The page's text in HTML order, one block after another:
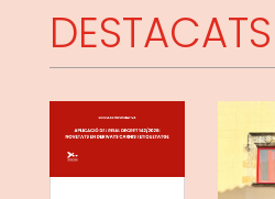
DESTACATS